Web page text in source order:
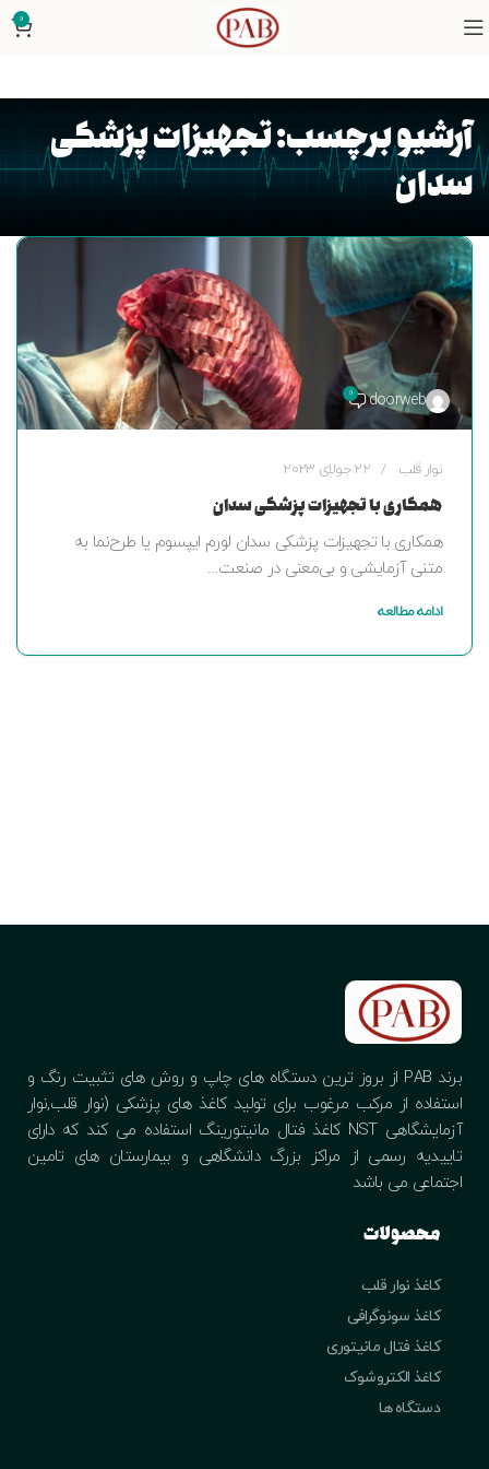
0
آرشیو برچسب: تجهیزات پزشکی
سدان
doorweb
0
نوار قلب 22 جولای 2023
همکاری با تجهیزات پزشکی سدان
همکاری با تجهیزات پزشکی سدان لورم ایپسوم یا طرح‌نما به
متنی آزمایشی و بی‌معنی در صنعت...
ادامه مطالعه
برند PAB از بروز ترین دستگاه های چاپ و روش های تثبیت رنگ و
استفاده از مرکب مرغوب برای تولید کاغذ های پزشکی (نوار قلب,نوار
آزمایشگاهی NST کاغذ فتال مانیتورینگ استفاده می کند که دارای
تاییدیه رسمی از مراکز بزرگ دانشگاهی و بیمارستان های تامین
اجتماعی می باشد
محصولات
کاغذ نوار قلب
کاغذ سونوگرافی
کاغذ فتال مانیتوری
کاغذ الکتروشوک
دستگاه ها